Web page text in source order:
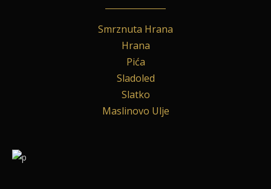
Smrznuta Hrana
Hrana
Pića
Sladoled
Slatko
Maslinovo Ulje